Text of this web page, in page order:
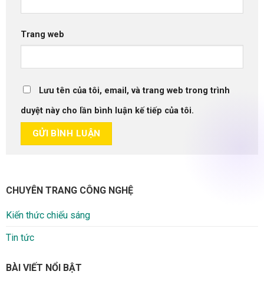
Trang web
Lưu tên của tôi, email, và trang web trong trình
duyệt này cho lần bình luận kế tiếp của tôi.
CHUYÊN TRANG CÔNG NGHỆ
Kiến thức chiếu sáng
Tin tức
BÀI VIẾT NỔI BẬT